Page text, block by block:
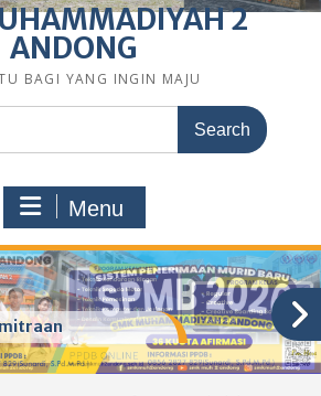
2
ANDONG
BAGI YANG INGIN MAJU
Menu